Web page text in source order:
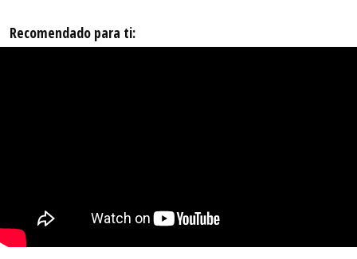
Recomendado para ti: